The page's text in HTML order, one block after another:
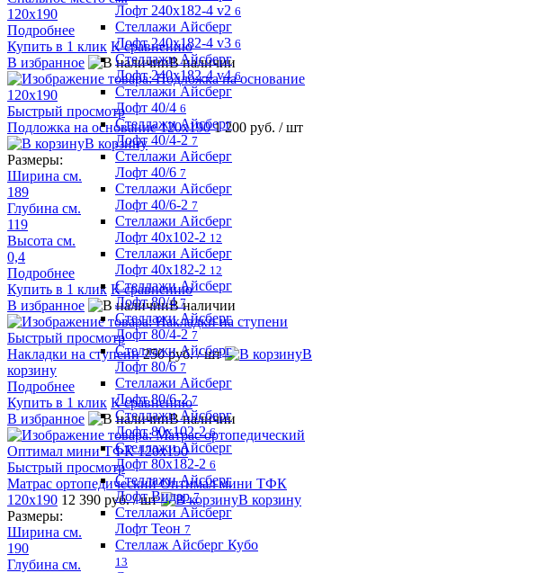
Лофт 240х182-4 v2 6
Стеллажи Айсберг
Лофт 240х182-4 v3 6
Стеллажи Айсберг
Лофт 240х182-4 v46
Стеллажи Айсберг
Лофт 40/4 6
Стеллажи Айсберг
Лофт 40/4-2 7
Стеллажи Айсберг
Лофт 40/6 7
Стеллажи Айсберг
Лофт 40/6-2 7
Стеллажи Айсберг
Лофт 40х102-2 12
Стеллажи Айсберг
Лофт 40х182-2 12
Стеллажи Айсберг
Лофт 80/4 7
Стеллажи Айсберг
Лофт 80/4-2 7
Стеллажи Айсберг
Лофт 80/67
Стеллажи Айсберг
Лофт 80/6-27
Стеллажи Айсберг
Лофт 80х102-26
Стеллажи Айсберг
Лофт 80х182-2 6
Стеллажи Айсберг
Лофт Видар7
Стеллажи Айсберг
Лофт Теон 7
Стеллаж Айсберг Кубо
13
120х190
Подробнее
Купить в 1 клик К сравнению
В избранное
В наличии
Быстрый просмотр
Подложка на основание 120х190 1 200 руб. / шт
В корзину
Размеры:
Ширина см.
189
Глубина см.
119
Высота см.
0,4
Подробнее
Купить в 1 клик К сравнению
В избранное
В наличии
Быстрый просмотр
Накладки на ступени 250 руб./ шт
В
корзину
Подробнее
Купить в 1 клик К сравнению
В избранное
В наличии
Быстрый просмотр
Матрас ортопедический Оптимал мини ТФК
120х190 12 390 руб./ шт
В корзину
Размеры:
Ширина см.
190
Глубина см.